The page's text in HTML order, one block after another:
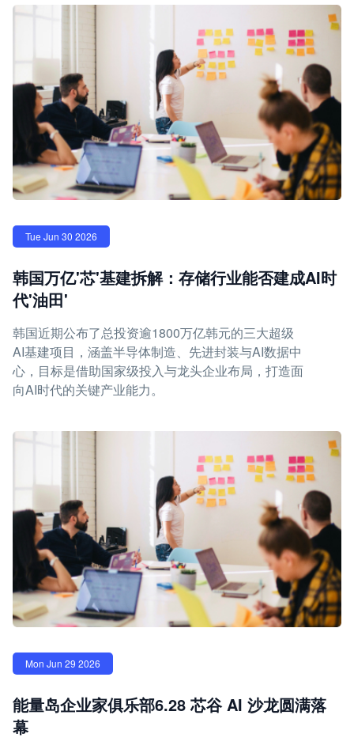
Tue Jun 30 2026
韩国万亿'芯'基建拆解：存储行业能否建成AI时
代'油田'
韩国近期公布了总投资逾1800万亿韩元的三大超级
AI基建项目，涵盖半导体制造、先进封装与AI数据中
心，目标是借助国家级投入与龙头企业布局，打造面
向AI时代的关键产业能力。
Mon Jun 29 2026
能量岛企业家俱乐部6.28 芯谷 AI 沙龙圆满落
幕